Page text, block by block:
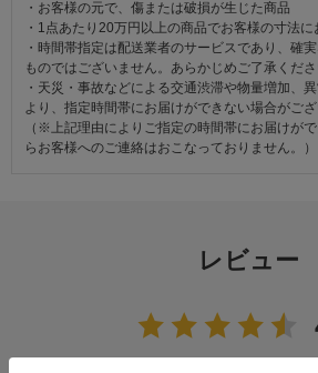
・お客様の元で、傷または破損が生じた商品
・1点あたり20万円以上の商品でお客様の寸法
・時間帯指定は配送業者のサービスであり、確
ものではございません。あらかじめご了承くださ
・天災・事故などによる交通渋滞や物量増加、
より、指定時間帯にお届けができない場合がござ
（※上記理由によりご指定の時間帯にお届けが
らお客様へのご連絡はおこなっておりません。）
レビュー